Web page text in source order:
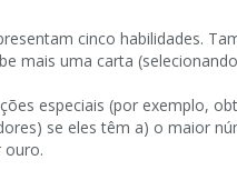
cinco habilidades.
mais uma carta
especiais (por exemplo,
se eles têm a) o maior
ouro.